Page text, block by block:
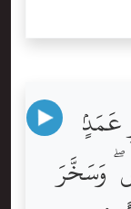
عَمَدٍۢ
وَسَخَّرَ